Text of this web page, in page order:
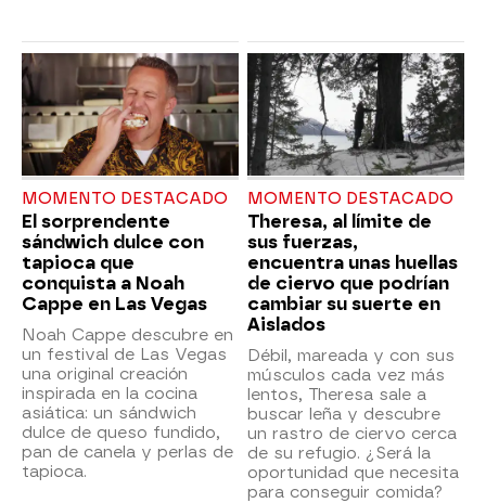
MOMENTO DESTACADO
El sorprendente
sándwich dulce con
tapioca que
conquista a Noah
Cappe en Las Vegas
Noah Cappe descubre en
un festival de Las Vegas
una original creación
inspirada en la cocina
asiática: un sándwich
dulce de queso fundido,
pan de canela y perlas de
tapioca.
MOMENTO DESTACADO
Theresa, al límite de
sus fuerzas,
encuentra unas huellas
de ciervo que podrían
cambiar su suerte en
Aislados
Débil, mareada y con sus
músculos cada vez más
lentos, Theresa sale a
buscar leña y descubre
un rastro de ciervo cerca
de su refugio. ¿Será la
oportunidad que necesita
para conseguir comida?